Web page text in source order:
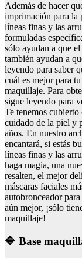
Además de hacer
imprimación para la
líneas finas y las
formuladas
sólo ayudan a que
también ayudan a
leyendo para saber
cuál es mejor para
maquillaje. Para
sigue leyendo para
Te tenemos
cuidado de la piel y
años. En nuestro
encantará, si estás
líneas finas y las
haga magia, una
resalten, el mejor
máscaras faciales
autobronceador
aún mejor, ¡sólo
maquillaje!
🔷 Base